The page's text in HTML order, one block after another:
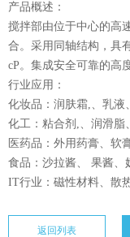
产品概述：
搅拌部由位于中心的高
合。采用同轴结构，具
cP。集成安全可靠的高
行业应用：
化妆品：润肤霜,、乳液
化工：粘合剂,、润滑脂
医药品：外用药膏、软
食品：沙拉酱、 果酱、
IT行业：磁性材料、散
返回列表